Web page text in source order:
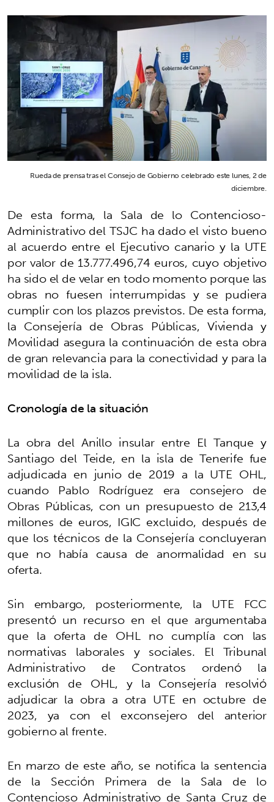
Rueda de prensa tras el Consejo de Gobierno celebrado este lunes, 2 de
diciembre.
De esta forma, la Sala de lo Contencioso-
Administrativo del TSJC ha dado el visto bueno
al acuerdo entre el Ejecutivo canario y la UTE
por valor de 13.777.496,74 euros, cuyo objetivo
ha sido el de velar en todo momento porque las
obras no fuesen interrumpidas y se pudiera
cumplir con los plazos previstos. De esta forma,
la Consejería de Obras Públicas, Vivienda y
Movilidad asegura la continuación de esta obra
de gran relevancia para la conectividad y para la
movilidad de la isla.
Cronología de la situación
La obra del Anillo insular entre El Tanque y
Santiago del Teide, en la isla de Tenerife fue
adjudicada en junio de 2019 a la UTE OHL,
cuando Pablo Rodríguez era consejero de
Obras Públicas, con un presupuesto de 213,4
millones de euros, IGIC excluido, después de
que los técnicos de la Consejería concluyeran
que no había causa de anormalidad en su
oferta.
Sin embargo, posteriormente, la UTE FCC
presentó un recurso en el que argumentaba
que la oferta de OHL no cumplía con las
normativas laborales y sociales. El Tribunal
Administrativo de Contratos ordenó la
exclusión de OHL, y la Consejería resolvió
adjudicar la obra a otra UTE en octubre de
2023, ya con el exconsejero del anterior
gobierno al frente.
En marzo de este año, se notifica la sentencia
de la Sección Primera de la Sala de lo
Contencioso Administrativo de Santa Cruz de